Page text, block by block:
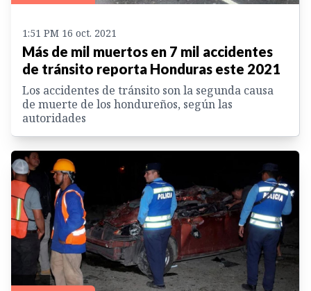
1:51 PM 16 oct. 2021
Más de mil muertos en 7 mil accidentes
de tránsito reporta Honduras este 2021
Los accidentes de tránsito son la segunda causa
de muerte de los hondureños, según las
autoridades